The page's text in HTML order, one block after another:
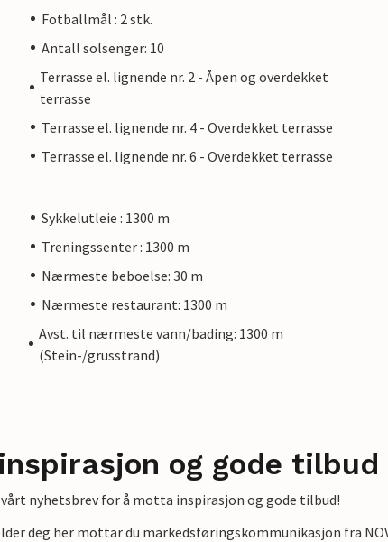
Fotballmål : 2 stk.
Antall solsenger: 10
Terrasse el. lignende nr. 2 - Åpen og overdekket
terrasse
Terrasse el. lignende nr. 4 - Overdekket terrasse
Terrasse el. lignende nr. 6 - Overdekket terrasse
Sykkelutleie : 1300 m
Treningssenter : 1300 m
Nærmeste beboelse: 30 m
Nærmeste restaurant: 1300 m
Avst. til nærmeste vann/bading: 1300 m
(Stein-/grusstrand)
og gode tilbud
nyhetsbrev for å motta inspirasjon og gode tilbud!
deg her mottar du markedsføringskommunikasjon fra